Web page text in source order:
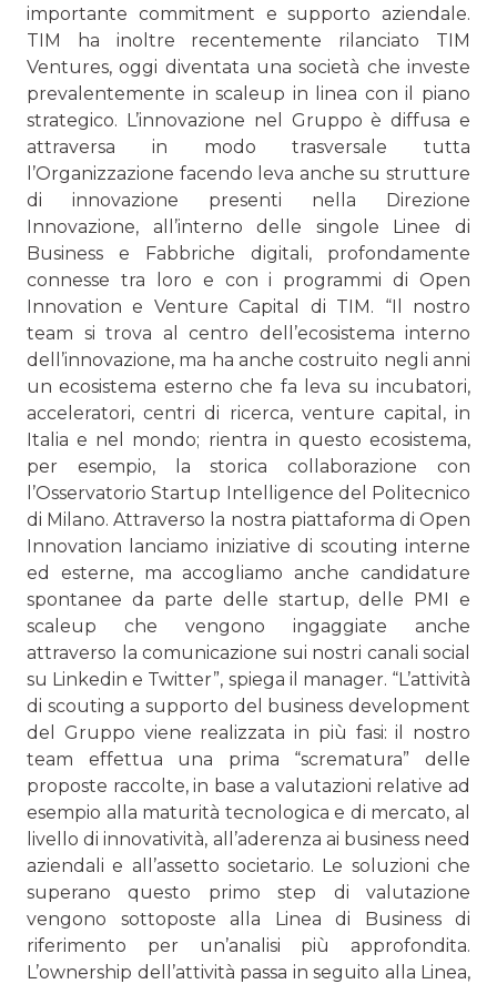
importante commitment e supporto aziendale.
TIM ha inoltre recentemente rilanciato TIM
Ventures, oggi diventata una società che investe
prevalentemente in scaleup in linea con il piano
strategico. L’innovazione nel Gruppo è diffusa e
attraversa in modo trasversale tutta
l’Organizzazione facendo leva anche su strutture
di innovazione presenti nella Direzione
Innovazione, all’interno delle singole Linee di
Business e Fabbriche digitali, profondamente
connesse tra loro e con i programmi di Open
Innovation e Venture Capital di TIM. “Il nostro
team si trova al centro dell’ecosistema interno
dell’innovazione, ma ha anche costruito negli anni
un ecosistema esterno che fa leva su incubatori,
acceleratori, centri di ricerca, venture capital, in
Italia e nel mondo; rientra in questo ecosistema,
per esempio, la storica collaborazione con
l’Osservatorio Startup Intelligence del Politecnico
di Milano. Attraverso la nostra piattaforma di Open
Innovation lanciamo iniziative di scouting interne
ed esterne, ma accogliamo anche candidature
spontanee da parte delle startup, delle PMI e
scaleup che vengono ingaggiate anche
attraverso la comunicazione sui nostri canali social
su Linkedin e Twitter”, spiega il manager. “L’attività
di scouting a supporto del business development
del Gruppo viene realizzata in più fasi: il nostro
team effettua una prima “scrematura” delle
proposte raccolte, in base a valutazioni relative ad
esempio alla maturità tecnologica e di mercato, al
livello di innovatività, all’aderenza ai business need
aziendali e all’assetto societario. Le soluzioni che
superano questo primo step di valutazione
vengono sottoposte alla Linea di Business di
riferimento per un’analisi più approfondita.
L’ownership dell’attività passa in seguito alla Linea,